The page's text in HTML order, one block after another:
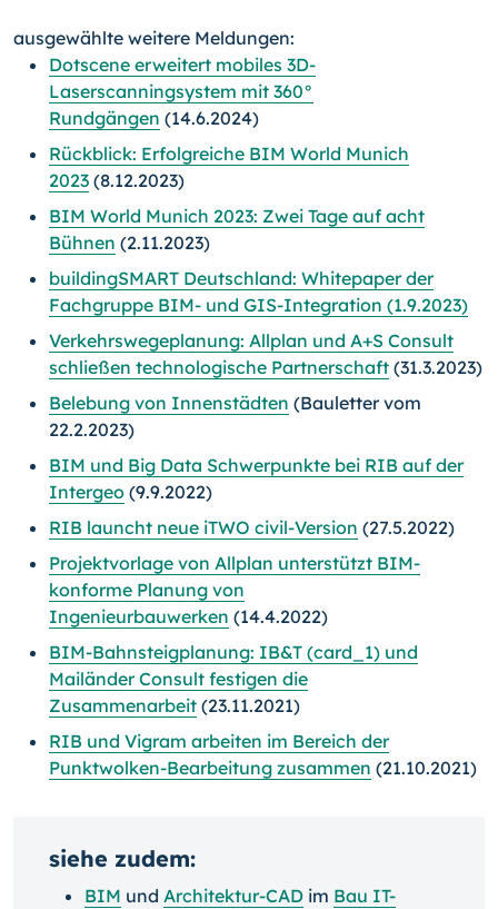
ausgewählte weitere Meldungen:
Dotscene erweitert mobiles 3D-
Laserscanningsystem mit 360°
Rundgängen (14.6.2024)
Rückblick: Erfolgreiche BIM World Munich
2023 (8.12.2023)
BIM World Munich 2023: Zwei Tage auf acht
Bühnen (2.11.2023)
buildingSMART Deutschland: Whitepaper der
Fachgruppe BIM- und GIS-Integration (1.9.2023)
Verkehrswegeplanung: Allplan und A+S Consult
schließen technologische Partnerschaft (31.3.2023)
Belebung von Innenstädten (Bauletter vom
22.2.2023)
BIM und Big Data Schwerpunkte bei RIB auf der
Intergeo (9.9.2022)
RIB launcht neue iTWO civil-Version (27.5.2022)
Projektvorlage von Allplan unterstützt BIM-
konforme Planung von
Ingenieurbauwerken (14.4.2022)
BIM-Bahnsteigplanung: IB&T (card_1) und
Mailänder Consult festigen die
Zusammenarbeit (23.11.2021)
RIB und Vigram arbeiten im Bereich der
Punktwolken-Bearbeitung zusammen (21.10.2021)
siehe zudem:
BIM und Architektur-CAD im Bau IT-